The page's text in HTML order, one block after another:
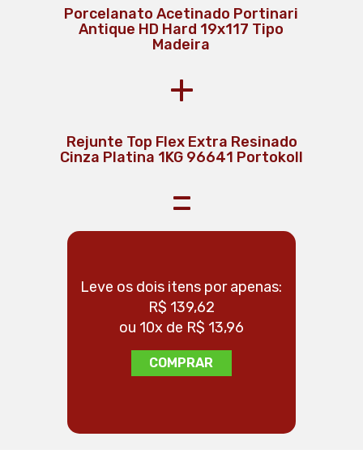
Porcelanato Acetinado Portinari
Antique HD Hard 19x117 Tipo
Madeira
+
Rejunte Top Flex Extra Resinado
Cinza Platina 1KG 96641 Portokoll
=
Leve os dois itens por apenas:
R$ 139,62
ou 10x de R$ 13,96
COMPRAR